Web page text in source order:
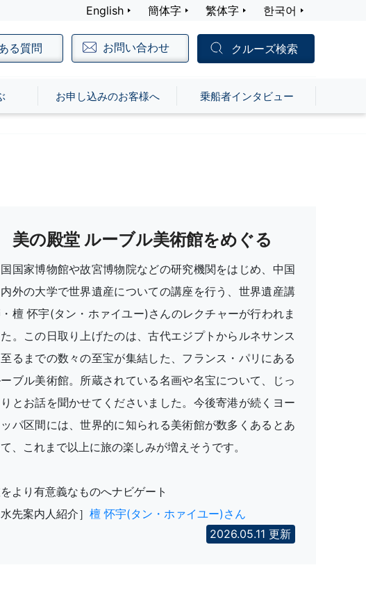
English 簡体字 繁体字 한국어
る質問 お問い合わせ クルーズ検索
お申し込みのお客様へ 乗船者インタビュー
美の殿堂 ルーブル美術館をめぐる
国家博物館や故宮博物院などの研究機関をはじめ、中国
外の大学で世界遺産についての講座を行う、世界遺産講
檀 怀宇(タン・ホァイユー)さんのレクチャーが行われま
た。この日取り上げたのは、古代エジプトからルネサンス
るまでの数々の至宝が集結した、フランス・パリにある
ブル美術館。所蔵されている名画や名宝について、じっ
りとお話を聞かせてくださいました。今後寄港が続くヨー
ッパ区間には、世界的に知られる美術館が数多くあるとあ
、これまで以上に旅の楽しみが増えそうです。
より有意義なものへナビゲート
水先案内人紹介］ 檀 怀宇(タン・ホァイユー)さん
2026.05.11 更新